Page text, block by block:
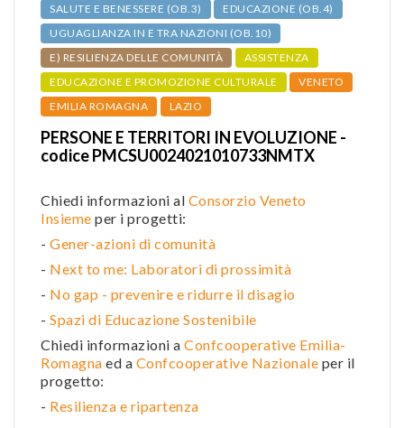
SALUTE E BENESSERE (OB.3)
EDUCAZIONE (OB.4)
UGUAGLIANZA IN E TRA NAZIONI (OB.10)
E) RESILIENZA DELLE COMUNITÀ
ASSISTENZA
EDUCAZIONE E PROMOZIONE CULTURALE
VENETO
EMILIA ROMAGNA
LAZIO
PERSONE E TERRITORI IN EVOLUZIONE -
codice PMCSU0024021010733NMTX
Chiedi informazioni al Consorzio Veneto
Insieme per i progetti:
- Gener-azioni di comunità
- Next to me: Laboratori di prossimità
- No gap - prevenire e ridurre il disagio
- Spazi di Educazione Sostenibile
Chiedi informazioni a Confcooperative Emilia-
Romagna ed a Confcooperative Nazionale per il
progetto:
- Resilienza e ripartenza